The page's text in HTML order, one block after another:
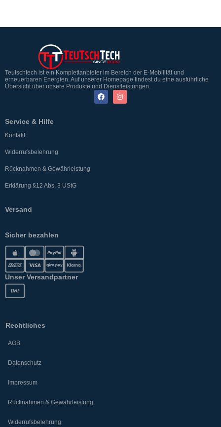
Teutschtech ist ein Komplettanbieter im Bereich der E-Mobilität und
erneuerbaren Energien. Auf unserer Homepage findest du eine ausführliche
Übersicht über unsere Produkte und Dienstleistungen.
Service & Hilfe
Kontakt
Widerrufsbelehrung
Rücknahmen & Gewährleistung
Erklärung §12 Abs. 3 UStG
Versand
Sicher bezahlen
Unser Versandpartner
Rechtliches
AGB
Datenschutz
Impressum
Rücknahmen & Gewährleistung
Widerrufsbelehrung